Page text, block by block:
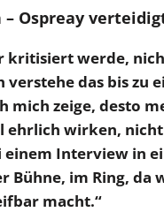
Ospreay
werde,
verstehe das bis zu
mich zeige, desto
wirken, nicht
Interview in
im Ring, da
macht.“